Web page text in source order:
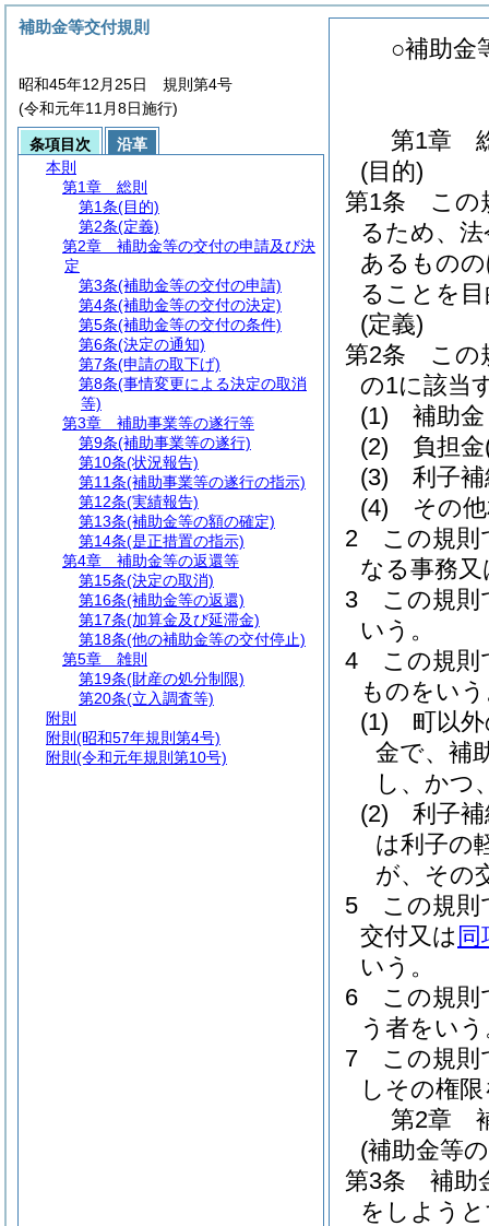
○補助金
第1章
(目的)
第1条
この
るため、
あるもの
ることを
(定義)
第2条
この
の1に該当
(1)
補助金
(2)
負担金
(3)
利子
(4)
その
2
この規則
なる事務
3
この規則
いう。
4
この規則
ものをい
(1)
町以
金で、補
し、かつ
(2)
利子
は利子の
が、その
5
この規則
交付又は 同
いう。
6
この規則
う者をい
7
この規則
しその権
第2章
(補助金等
第3条
補助
をしよう
補助金等交付規則
昭和45年12月25日 規則第4号
(令和元年11月8日施行)
条項目次
沿革
本則
第1章
総則
第1条(目的)
第2条(定義)
第2章
補助金等の交付の申請及び決
定
第3条(補助金等の交付の申請)
第4条(補助金等の交付の決定)
第5条(補助金等の交付の条件)
第6条(決定の通知)
第7条(申請の取下げ)
第8条(事情変更による決定の取消
等)
第3章
補助事業等の遂行等
第9条(補助事業等の遂行)
第10条(状況報告)
第11条(補助事業等の遂行の指示)
第12条(実績報告)
第13条(補助金等の額の確定)
第14条(是正措置の指示)
第4章
補助金等の返還等
第15条(決定の取消)
第16条(補助金等の返還)
第17条(加算金及び延滞金)
第18条(他の補助金等の交付停止)
第5章
雑則
第19条(財産の処分制限)
第20条(立入調査等)
附則
附則 (昭和57年規則第4号)
附則 (令和元年規則第10号)